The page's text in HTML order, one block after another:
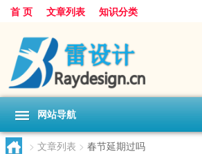
首 页 文章列表 知识分类
网站导航
> 文章列表 > 春节延期过吗